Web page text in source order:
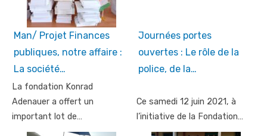
Man/ Projet Finances
publiques, notre affaire :
La société…
La fondation Konrad
Adenauer a offert un
important lot de…
Journées portes
ouvertes : Le rôle de la
police, de la…
Ce samedi 12 juin 2021, à
l’initiative de la Fondation…